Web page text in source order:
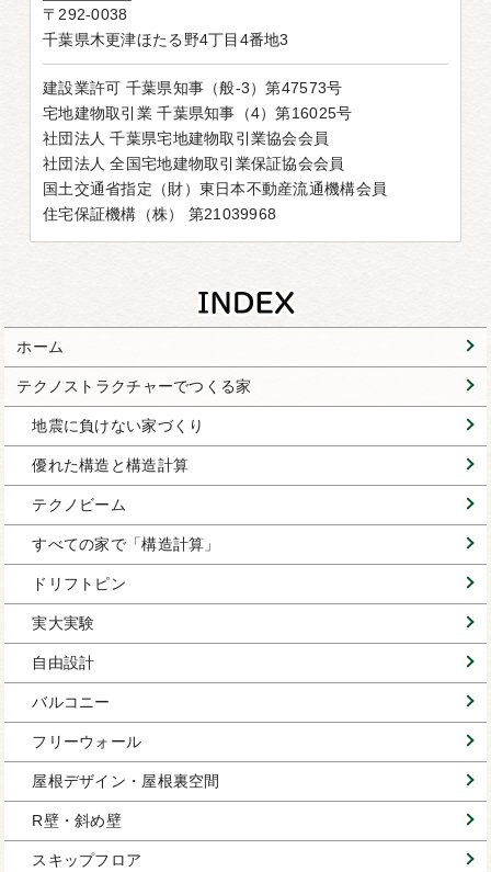
〒292-0038
千葉県木更津ほたる野4丁目4番地3
建設業許可 千葉県知事（般-3）第47573号
宅地建物取引業 千葉県知事（4）第16025号
社団法人 千葉県宅地建物取引業協会会員
社団法人 全国宅地建物取引業保証協会会員
国土交通省指定（財）東日本不動産流通機構会員
住宅保証機構（株） 第21039968
ホーム
テクノストラクチャーでつくる家
地震に負けない家づくり
優れた構造と構造計算
テクノビーム
すべての家で「構造計算」
ドリフトピン
実大実験
自由設計
バルコニー
フリーウォール
屋根デザイン・屋根裏空間
R壁・斜め壁
スキップフロア